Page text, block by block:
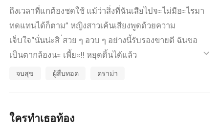
ถึงเวลาที่แกต้องชดใช้ แม้ว่าสิ่งที่ฉันเสียไปจะไม่มีอะไรมา
ทดแทนได้ก็ตาม” หญิงสาวเค้นเสียงพูดด้วยความ
เจ็บใจ“นั่นน่ะสิ ่สวย ๆ อวบ ๆ อย่างนี้รับรองขายดี ฉันขอ
เป็นตากล้องนะ เพี้ยะ!! หยุดดิ้นได้แล้ว
‘ดาถูกข่มขืนค่ะ...ตอนนี้ก็กําลังท้องอยู่ ไม่รู้จะหันหน้าไปพึ่ง
ต้องประสบชะตากรรมเช่นนี้เพราะยังทําใจเรื่องคุณเกรียง
ic_default
จบสุข ผู้สืบทอด ดราม่า
ใครทำเธอท้อง